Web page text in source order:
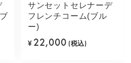
サンセットセレナーデ
フレンチコーム(ブル
ー)
¥ 22,000 (税込)